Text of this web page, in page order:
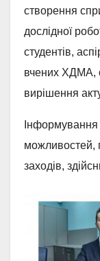
створення
дослідної
студентів,
вчених ХДМА,
вирішення
можливостей,
заходів,